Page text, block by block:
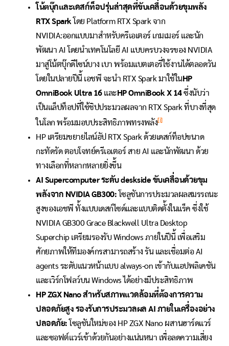
โน้ตบุ๊กและเดสก์ท็อปรุ่นล่าสุดที่ขับเคลื่อนด้วยขุมพลัง
RTX Spark โดย Platform RTX Spark จาก
NVIDIA:ออกแบบมาสำหรับครีเอเตอร์ เกมเมอร์ และนัก
พัฒนา AI โดยนำเทคโนโลยี AI แบบครบวงจรของ NVIDIA
มาสู่โน้ตบุ๊กดีไซน์บาง เบา พร้อมแบตเตอรี่ใช้งานได้ตลอดวัน
โดยในปลายปีนี้ เอชพี จะนำ RTX Spark มาใช้ในHP
OmniBook Ultra 16และHP OmniBook X 14ซึ่งนับว่า
เป็นแล็ปท็อปที่ใช้ชิปประมวลผลจาก RTX Spark ที่บางที่สุด
ในโลก พร้อมมอบประสิทธิภาพทรงพลัง[i]
HP เตรียมขยายไลน์อัป RTX Spark ด้วยเดสก์ท็อปขนาด
กะทัดรัด ตอบโจทย์ครีเอเตอร์ สาย AI และนักพัฒนา ด้วย
ทางเลือกที่หลากหลายยิ่งขึ้น
AI Supercomputer ระดับ deskside ขับเคลื่อนด้วยขุม
พลังจาก NVIDIA GB300: โซลูชันการประมวลผลสมรรถนะ
สูงของเอชพี ทั้งแบบเดสก์ไซด์และแบบติดตั้งในแร็ค ซึ่งใช้
NVIDIA GB300 Grace Blackwell Ultra Desktop
Superchip เตรียมรองรับ Windows ภายในปีนี้ เพื่อเสริม
ศักยภาพให้ทีมองค์กรสามารถสร้าง รัน และเชื่อมต่อ AI
agents ระดับแนวหน้าแบบ always-on เข้ากับแอปพลิเคชัน
และเวิร์กโฟลว์บน Windows ได้อย่างมีประสิทธิภาพ
HP ZGX Nano สำหรับสภาพแวดล้อมที่ต้องการความ
ปลอดภัยสูง รองรับการประมวลผล AI ภายในเครื่องอย่าง
ปลอดภัย: โซลูชันใหม่ของ HP ZGX Nano ผสานฮาร์ดแวร์
และซอฟต์แวร์เข้าด้วยกันอย่างแน่นหนา เพื่อลดความเสี่ยง